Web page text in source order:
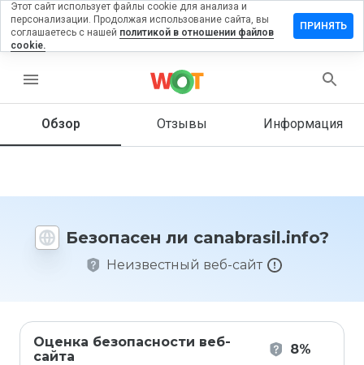
menu
Обзор Отзывы Информация
Безопасен ли canabrasil.info?
Неизвестный веб-сайт
Оценка безопасности веб-
сайта
8%
на
Как бы
этот
1 до 5?
Этот сайт использует файлы cookie для анализа и
персонализации. Продолжая использование сайта, вы
соглашаетесь с нашей политикой в отношении файлов
cookie.
ПРИНЯТЬ